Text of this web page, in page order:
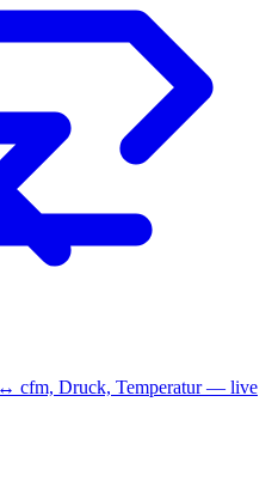
cfm, Druck, Temperatur — live